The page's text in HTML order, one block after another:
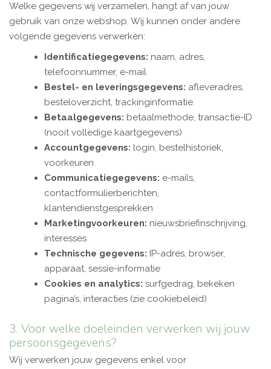
Welke gegevens wij verzamelen, hangt af van jouw
gebruik van onze webshop. Wij kunnen onder andere
volgende gegevens verwerken:
Identificatiegegevens: naam, adres,
telefoonnummer, e-mail
Bestel- en leveringsgegevens: afleveradres,
besteloverzicht, trackinginformatie
Betaalgegevens: betaalmethode, transactie-ID
(nooit volledige kaartgegevens)
Accountgegevens: login, bestelhistoriek,
voorkeuren
Communicatiegegevens: e-mails,
contactformulierberichten,
klantendienstgesprekken
Marketingvoorkeuren: nieuwsbriefinschrijving,
interesses
Technische gegevens: IP-adres, browser,
apparaat, sessie-informatie
Cookies en analytics: surfgedrag, bekeken
pagina’s, interacties (zie cookiebeleid)
3. Voor welke doeleinden verwerken wij jouw
persoonsgegevens?
Wij verwerken jouw gegevens enkel voor